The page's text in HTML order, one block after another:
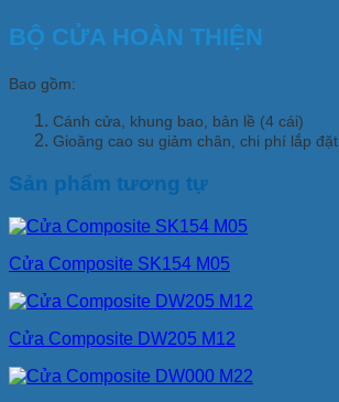
BỘ CỬA HOÀN THIỆN
Bao gồm:
Cánh cửa, khung bao, bản lề (4 cái)
Gioăng cao su giảm chân, chi phí lắp đặt
Sản phẩm tương tự
Cửa Composite SK154 M05
Cửa Composite DW205 M12